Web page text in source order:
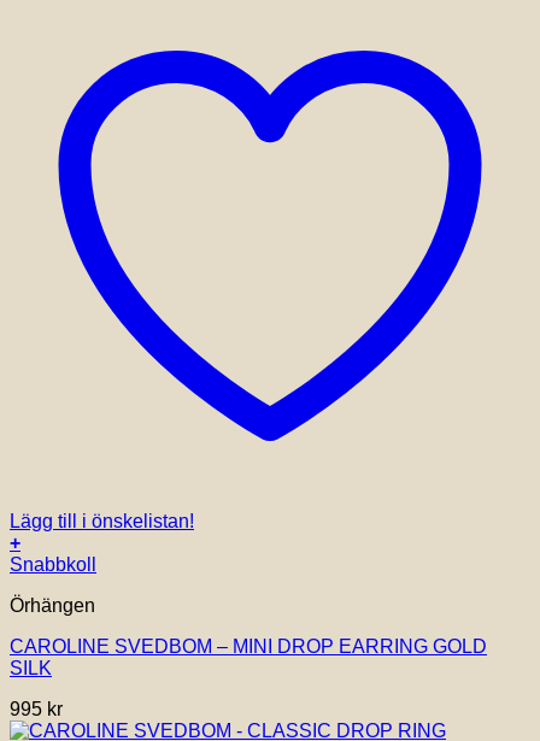
Lägg till i önskelistan!
+
Snabbkoll
Örhängen
CAROLINE SVEDBOM – MINI DROP EARRING GOLD
SILK
995 kr